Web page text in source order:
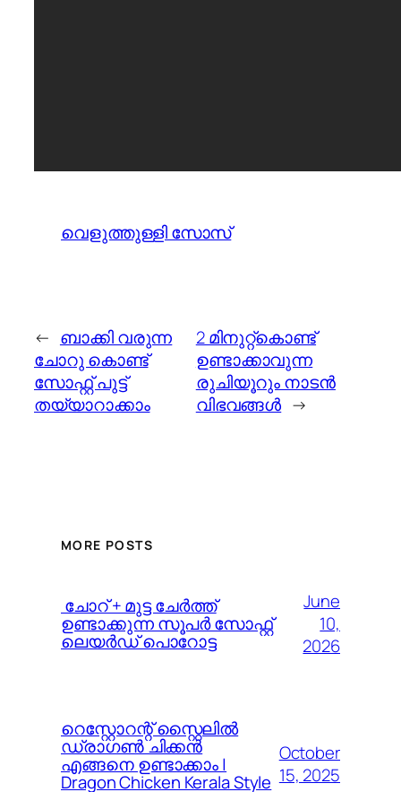
വെളുത്തുള്ളി സോസ്
← ബാക്കി വരുന്ന
ചോറു കൊണ്ട്
സോഫ്റ്റ് പുട്ട്
തയ്യാറാക്കാം
2 മിനുറ്റ്കൊണ്ട്
ഉണ്ടാക്കാവുന്ന
രുചിയൂറും നാടന്‍
വിഭവങ്ങള്‍ →
MORE POSTS
️ ചോറ് + മുട്ട ചേർത്ത്
ഉണ്ടാക്കുന്ന സൂപർ സോഫ്റ്റ്
ലെയർഡ് പൊറോട്ട
June
10,
2026
റെസ്റ്റോറന്റ് സ്റ്റൈലിൽ
ഡ്രാഗൺ ചിക്കൻ
എങ്ങനെ ഉണ്ടാക്കാം |
Dragon Chicken Kerala Style
October
15, 2025